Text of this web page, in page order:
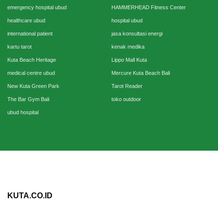
emergency hospital ubud HAMMERHEAD Fitness Center
healthcare ubud hospital ubud
international patient jasa konsultasi energi
kartu tarot kenak medika
Kuta Beach Heritage Lippo Mall Kuta
medical centre ubud Mercure Kuta Beach Bali
New Kuta Green Park Tarot Reader
The Bar Gym Bali toko outdoor
ubud hospital
KUTA.CO.ID